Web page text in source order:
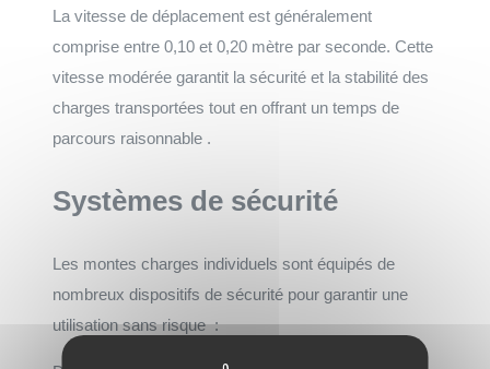
La vitesse de déplacement est généralement
comprise entre 0,10 et 0,20 mètre par seconde. Cette
vitesse modérée garantit la sécurité et la stabilité des
charges transportées tout en offrant un temps de
parcours raisonnable .
Systèmes de sécurité
Les montes charges individuels sont équipés de
nombreux dispositifs de sécurité pour garantir une
utilisation sans risque :